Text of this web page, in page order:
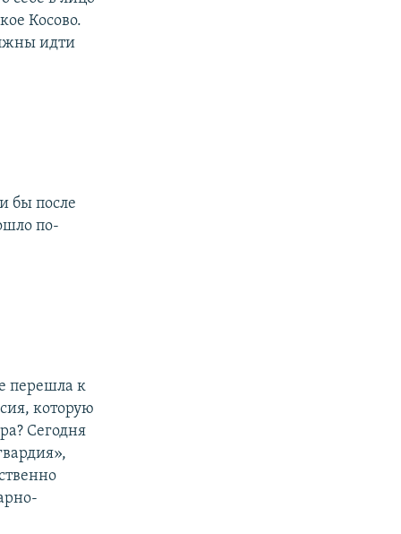
Косово.
идти
бы после
по-
перешла к
которую
Сегодня